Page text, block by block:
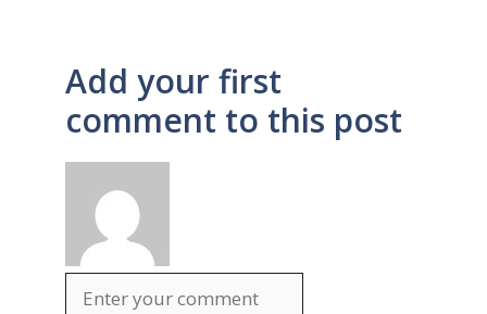
Add your first
comment to this post